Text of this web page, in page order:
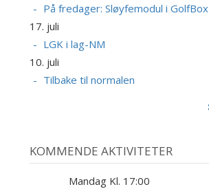
På fredager: Sløyfemodul i GolfBox
17. juli
LGK i lag-NM
10. juli
Tilbake til normalen
KOMMENDE AKTIVITETER
Mandag Kl. 17:00